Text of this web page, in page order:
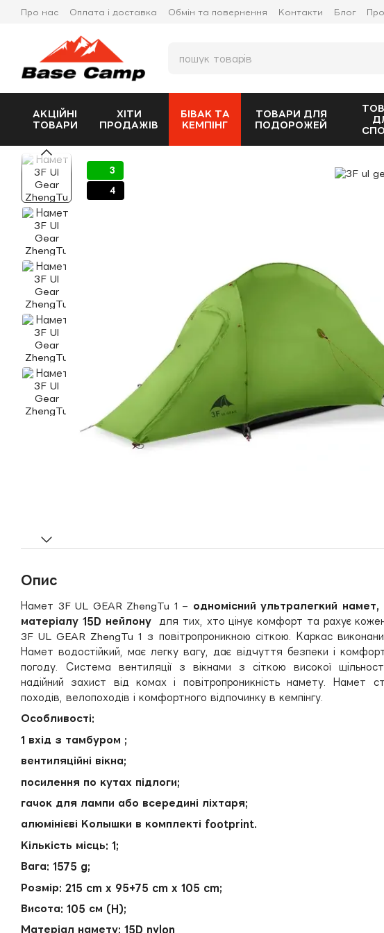
Перейти до основного контенту
Про нас Оплата і доставка Обмін та повернення Контакти Блог
АКЦІЙНІ
ТОВАРИ
ХІТИ
ПРОДАЖІВ
БІВАК ТА
КЕМПІНГ
ТОВАРИ ДЛЯ
ПОДОРОЖЕЙ
3
4
Опис
Намет 3F UL GEAR ZhengTu 1 – одномісний ультралегкий намет,
матеріалу 15D нейлону
для тих, хто цінує комфорт та рахує
3F UL GEAR ZhengTu 1 з повітропроникною сіткою. Каркас
Намет водостійкий, має легку вагу, дає відчуття безпеки і
погоду. Система вентиляції з вікнами з сіткою високої
надійний захист від комах і повітропроникність намету. Намет
походів, велопоходів і комфортного відпочинку в кемпінгу.
Особливості:
1 вхід з тамбуром ;
вентиляційні вікна;
посилення по кутах підлоги;
гачок для лампи або всередині ліхтаря;
алюмінієві Колышки в комплекті footprint.
Кількість місць: 1;
Вага: 1575 g;
Розмір: 215 cm x 95+75 cm x 105 cm;
Висота: 105 см (H);
Матеріал намету: 15D nylon